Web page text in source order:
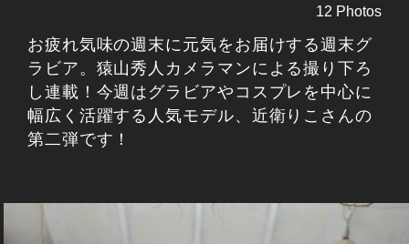
12 Photos
お疲れ気味の週末に元気をお届けする週末グ
ラビア。猿山秀人カメラマンによる撮り下ろ
し連載！今週はグラビアやコスプレを中心に
幅広く活躍する人気モデル、近衛りこさんの
第二弾です！